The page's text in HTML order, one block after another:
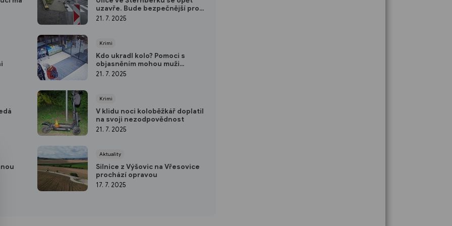
uzavře. Bude bezpečnější pro
chodce
21. 7. 2025
Krimi
Kdo ukradl kolo? Pomoci s
objasněním mohou muži
zachyceni kamerou
21. 7. 2025
Krimi
V klidu noci koloběžkář doplatil
na svoji nezodpovědnost
21. 7. 2025
Aktuality
Silnice z Výšovic na Vřesovice
prochází opravou
17. 7. 2025